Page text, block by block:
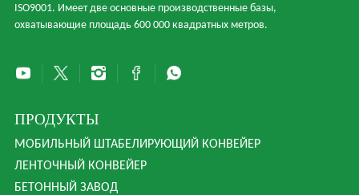
ISO9001. Имеет две основные производственные базы,
охватывающие площадь 600 000 квадратных метров.
ПРОДУКТЫ
МОБИЛЬНЫЙ ШТАБЕЛИРУЮЩИЙ КОНВЕЙЕР
ЛЕНТОЧНЫЙ КОНВЕЙЕР
БЕТОННЫЙ ЗАВОД